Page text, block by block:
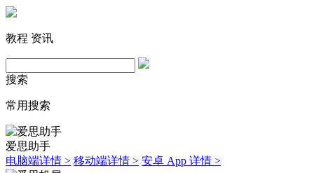
教程 资讯
搜索
常用搜索
爱思助手
电脑端详情 > 移动端详情 > 安卓 App 详情 >